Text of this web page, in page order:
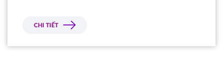
CHI TIẾT